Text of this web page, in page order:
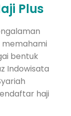
Plus
memahami
bentuk
Indowisata
haji